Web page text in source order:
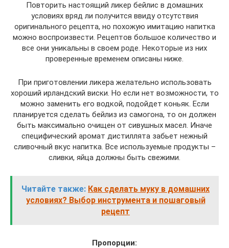
Повторить настоящий ликер бейлис в домашних
условиях вряд ли получится ввиду отсутствия
оригинального рецепта, но похожую имитацию напитка
можно воспроизвести. Рецептов большое количество и
все они уникальны в своем роде. Некоторые из них
проверенные временем описаны ниже.
При приготовлении ликера желательно использовать
хороший ирландский виски. Но если нет возможности, то
можно заменить его водкой, подойдет коньяк. Если
планируется сделать бейлиз из самогона, то он должен
быть максимально очищен от сивушных масел. Иначе
специфический аромат дистиллята забьет нежный
сливочный вкус напитка. Все используемые продукты –
сливки, яйца должны быть свежими.
Читайте также: Как сделать муку в домашних
условиях? Выбор инструмента и пошаговый
рецепт
Пропорции: